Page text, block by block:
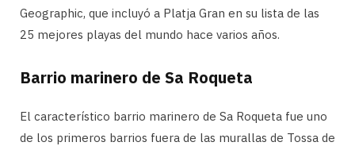
Geographic, que incluyó a Platja Gran en su lista de las
25 mejores playas del mundo hace varios años.
Barrio marinero de Sa Roqueta
El característico barrio marinero de Sa Roqueta fue uno
de los primeros barrios fuera de las murallas de Tossa de